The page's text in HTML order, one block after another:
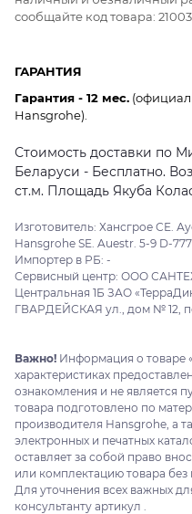
сообщайте код товара:
ГАРАНТИЯ
Гарантия - 12 мес.
Hansgrohe).
Стоимость доставки по
Беларуси - Бесплатно.
ст.м. Площадь Якуба
Изготовитель: Хансгрое СЕ.
Hansgrohe SE. Auestr. 5-9 D-
Импортер в РБ: -
Сервисный центр: ООО
Центральная 1Б ЗАО
ГВАРДЕЙСКАЯ ул., дом № 12,
Важно! Информация о товаре
характеристиках
ознакомления и не является
товара подготовлено по
производителя Hansgrohe, а
электронных и печатных
оставляет за собой право
или комплектацию товара
Для уточнения всех важных
консультанту артикул .